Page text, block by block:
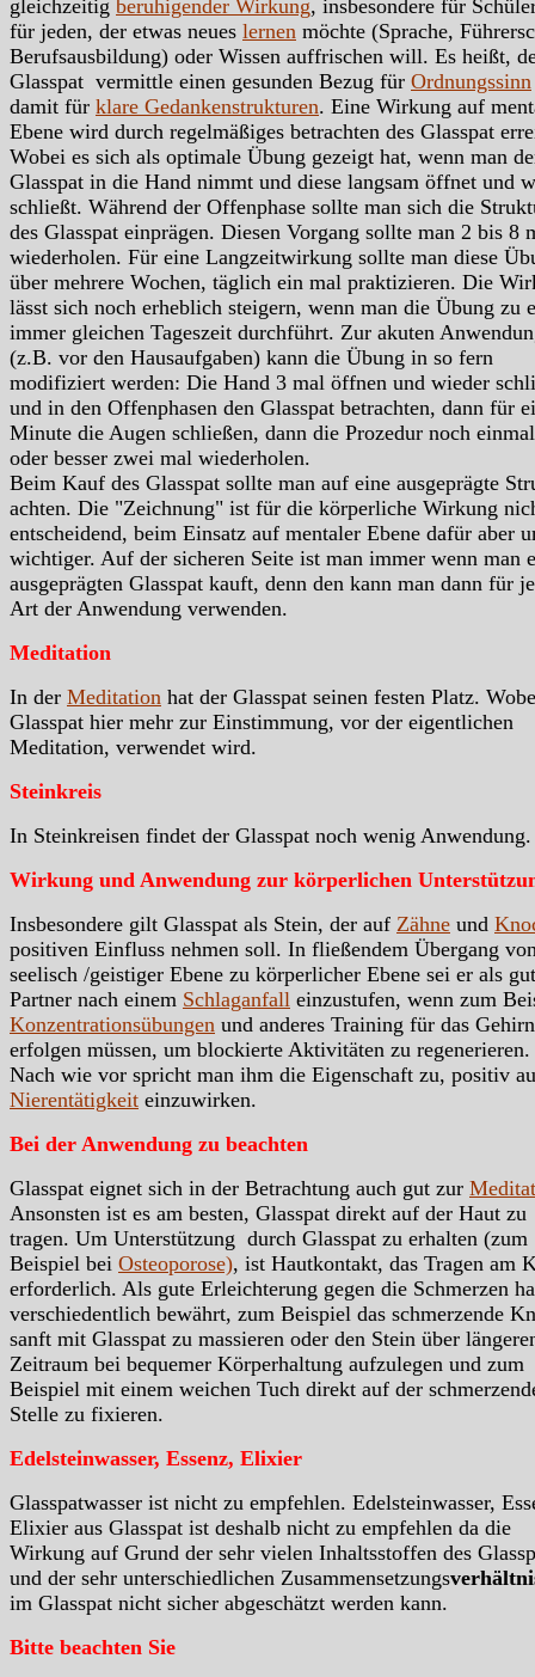
gleichzeitig beruhigender Wirkung, insbesondere für
für jeden, der etwas neues lernen möchte (Sprache,
Berufsausbildung) oder Wissen auffrischen will. Es heißt,
Glasspat vermittle einen gesunden Bezug für Ordnungssinn
damit für klare Gedankenstrukturen. Eine Wirkung auf
Ebene wird durch regelmäßiges betrachten des Glasspat
Wobei es sich als optimale Übung gezeigt hat, wenn man
Glasspat in die Hand nimmt und diese langsam öffnet und
schließt. Während der Offenphase sollte man sich die
des Glasspat einprägen. Diesen Vorgang sollte man 2 bis 8
wiederholen. Für eine Langzeitwirkung sollte man diese
über mehrere Wochen, täglich ein mal praktizieren. Die
lässt sich noch erheblich steigern, wenn man die Übung zu
immer gleichen Tageszeit durchführt. Zur akuten
(z.B. vor den Hausaufgaben) kann die Übung in so fern
modifiziert werden: Die Hand 3 mal öffnen und wieder
und in den Offenphasen den Glasspat betrachten, dann für
Minute die Augen schließen, dann die Prozedur noch
oder besser zwei mal wiederholen.
Beim Kauf des Glasspat sollte man auf eine ausgeprägte
achten. Die "Zeichnung" ist für die körperliche Wirkung
entscheidend, beim Einsatz auf mentaler Ebene dafür aber
wichtiger. Auf der sicheren Seite ist man immer wenn man
ausgeprägten Glasspat kauft, denn den kann man dann für
Art der Anwendung verwenden.
Meditation
In der Meditation hat der Glasspat seinen festen Platz.
Glasspat hier mehr zur Einstimmung, vor der eigentlichen
Meditation, verwendet wird.
Steinkreis
In Steinkreisen findet der Glasspat noch wenig Anwendung.
Wirkung und Anwendung zur körperlichen
Insbesondere gilt Glasspat als Stein, der auf Zähne und
positiven Einfluss nehmen soll. In fließendem Übergang
seelisch /geistiger Ebene zu körperlicher Ebene sei er als
Partner nach einem Schlaganfall einzustufen, wenn zum
Konzentrationsübungen und anderes Training für das Gehirn
erfolgen müssen, um blockierte Aktivitäten zu regenerieren.
Nach wie vor spricht man ihm die Eigenschaft zu, positiv
Nierentätigkeit einzuwirken.
Bei der Anwendung zu beachten
Glasspat eignet sich in der Betrachtung auch gut zur
Ansonsten ist es am besten, Glasspat direkt auf der Haut zu
tragen. Um Unterstützung durch Glasspat zu erhalten (zum
Beispiel bei Osteoporose), ist Hautkontakt, das Tragen am
erforderlich. Als gute Erleichterung gegen die Schmerzen
verschiedentlich bewährt, zum Beispiel das schmerzende
sanft mit Glasspat zu massieren oder den Stein über
Zeitraum bei bequemer Körperhaltung aufzulegen und zum
Beispiel mit einem weichen Tuch direkt auf der
Stelle zu fixieren.
Edelsteinwasser, Essenz, Elixier
Glasspatwasser ist nicht zu empfehlen. Edelsteinwasser,
Elixier aus Glasspat ist deshalb nicht zu empfehlen da die
Wirkung auf Grund der sehr vielen Inhaltsstoffen des
und der sehr unterschiedlichen Zusammensetzungs
im Glasspat nicht sicher abgeschätzt werden kann.
Bitte beachten Sie